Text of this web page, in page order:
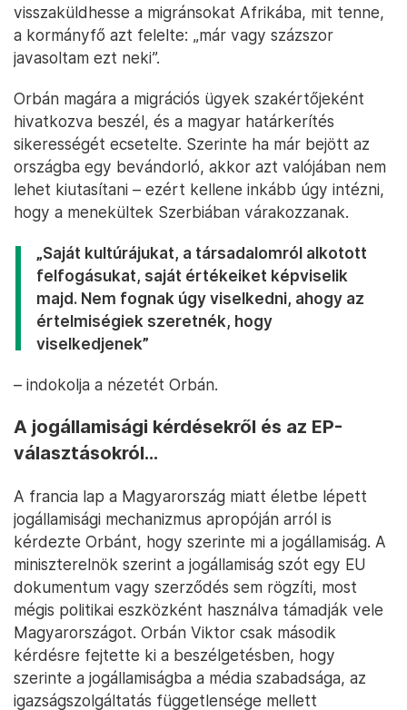
visszaküldhesse a migránsokat Afrikába, mit tenne,
a kormányfő azt felelte: „már vagy százszor
javasoltam ezt neki”.
Orbán magára a migrációs ügyek szakértőjeként
hivatkozva beszél, és a magyar határkerítés
sikerességét ecsetelte. Szerinte ha már bejött az
országba egy bevándorló, akkor azt valójában nem
lehet kiutasítani – ezért kellene inkább úgy intézni,
hogy a menekültek Szerbiában várakozzanak.
„Saját kultúrájukat, a társadalomról alkotott
felfogásukat, saját értékeiket képviselik
majd. Nem fognak úgy viselkedni, ahogy az
értelmiségiek szeretnék, hogy
viselkedjenek”
– indokolja a nézetét Orbán.
A jogállamisági kérdésekről és az EP-
választásokról…
A francia lap a Magyarország miatt életbe lépett
jogállamisági mechanizmus apropóján arról is
kérdezte Orbánt, hogy szerinte mi a jogállamiság. A
miniszterelnök szerint a jogállamiság szót egy EU
dokumentum vagy szerződés sem rögzíti, most
mégis politikai eszközként használva támadják vele
Magyarországot. Orbán Viktor csak második
kérdésre fejtette ki a beszélgetésben, hogy
szerinte a jogállamiságba a média szabadsága, az
igazságszolgáltatás függetlensége mellett